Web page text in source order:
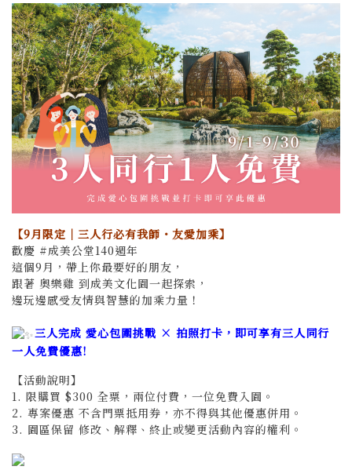
【9月限定｜三人行必有我師・友愛加乘】
歡慶 #成美公堂140週年
這個9月，帶上你最要好的朋友，
跟著 奧樂雞 到成美文化園一起探索，
邊玩邊感受友情與智慧的加乘力量！
三人完成 愛心包圍挑戰 × 拍照打卡， 即可享有三人同行
一人免費優惠!
【活動說明】
1. 限購買 $300 全票，兩位付費，一位免費入園。
2. 專案優惠 不含門票抵用券，亦不得與其他優惠併用。
3. 園區保留 修改、解釋、終止或變更活動內容的權利。